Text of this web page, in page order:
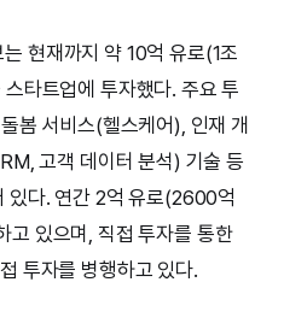
현재까지 약 10억 유로(1조
타트업에 투자했다. 주요 투
봄 서비스(헬스케어), 인재 개
고객 데이터 분석) 기술 등
있다. 연간 2억 유로(2600억
고 있으며, 직접 투자를 통한
투자를 병행하고 있다.